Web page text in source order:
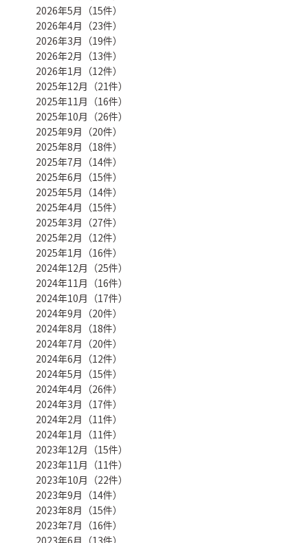
2026年5月（15件）
2026年4月（23件）
2026年3月（19件）
2026年2月（13件）
2026年1月（12件）
2025年12月（21件）
2025年11月（16件）
2025年10月（26件）
2025年9月（20件）
2025年8月（18件）
2025年7月（14件）
2025年6月（15件）
2025年5月（14件）
2025年4月（15件）
2025年3月（27件）
2025年2月（12件）
2025年1月（16件）
2024年12月（25件）
2024年11月（16件）
2024年10月（17件）
2024年9月（20件）
2024年8月（18件）
2024年7月（20件）
2024年6月（12件）
2024年5月（15件）
2024年4月（26件）
2024年3月（17件）
2024年2月（11件）
2024年1月（11件）
2023年12月（15件）
2023年11月（11件）
2023年10月（22件）
2023年9月（14件）
2023年8月（15件）
2023年7月（16件）
2023年6月（13件）